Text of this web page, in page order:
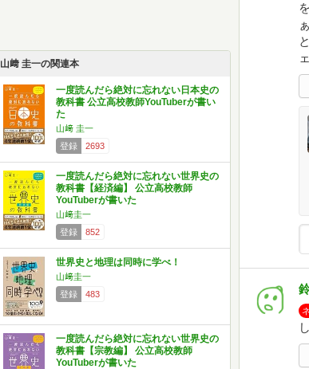
山﨑 圭一の関連本
一度読んだら絶対に忘れない日本史の
教科書 公立高校教師YouTuberが書い
た
山﨑 圭一
登録
2693
一度読んだら絶対に忘れない世界史の
教科書【経済編】 公立高校教師
YouTuberが書いた
山﨑圭一
登録
852
世界史と地理は同時に学べ！
山﨑圭一
登録
483
一度読んだら絶対に忘れない世界史の
教科書【宗教編】 公立高校教師
YouTuberが書いた